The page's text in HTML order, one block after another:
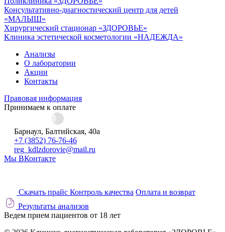
Консультативно-диагностический центр для детей
«МАЛЫШ»
Хирургический стационар «ЗДОРОВЬЕ»
Клиника эстетической косметологии «НАДЕЖДА»
Анализы
О лаборатории
Акции
Контакты
Правовая информация
Принимаем к оплате
Барнаул, Балтийская, 40а
+7 (3852) 76-76-46
reg_kdlzdorovie@mail.ru
Мы ВКонтакте
Скачать прайс Контроль качества Оплата и возврат
Результаты анализов
Ведем прием пациентов от 18 лет